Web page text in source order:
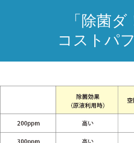
「除菌
コストパ